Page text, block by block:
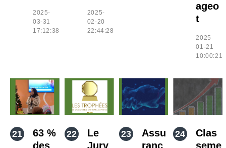
2025-
03-31
17:12:38
2025-
02-20
22:44:28
ageo
t
2025-
01-21
10:00:21
63 %
des
Le
Jury
Assu
ranc
Clas
seme